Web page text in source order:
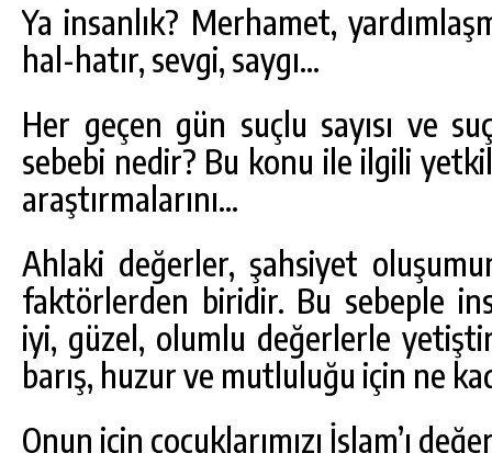
Ya insanlık? Merhamet,
hal-hatır, sevgi, saygı…
Her geçen gün suçlu sayısı ve
sebebi nedir? Bu konu ile ilgili
araştırmalarını…
Ahlaki değerler, şahsiyet
faktörlerden biridir. Bu sebeple
iyi, güzel, olumlu değerlerle
barış, huzur ve mutluluğu için ne
Onun için çocuklarımızı İslam’ı